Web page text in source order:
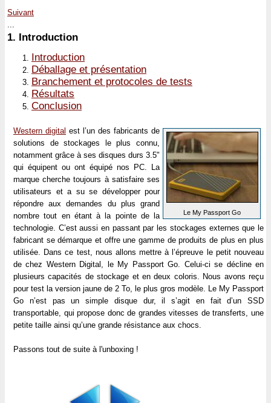
Suivant
...
1. Introduction
Introduction
Déballage et présentation
Branchement et protocoles de tests
Résultats
Conclusion
Le My Passport Go
Western digital est l’un des fabricants de
solutions de stockages le plus connu,
notamment grâce à ses disques durs 3.5"
qui équipent ou ont équipé nos PC. La
marque cherche toujours à satisfaire ses
utilisateurs et a su se développer pour
répondre aux demandes du plus grand
nombre tout en étant à la pointe de la
technologie. C’est aussi en passant par les stockages externes que le
fabricant se démarque et offre une gamme de produits de plus en plus
utilisée. Dans ce test, nous allons mettre à l’épreuve le petit nouveau
de chez Western Digital, le My Passport Go. Celui-ci se décline en
plusieurs capacités de stockage et en deux coloris. Nous avons reçu
pour test la version jaune de 2 To, le plus gros modèle. Le My Passport
Go n’est pas un simple disque dur, il s’agit en fait d’un SSD
transportable, qui propose donc de grandes vitesses de transferts, une
petite taille ainsi qu’une grande résistance aux chocs.
Passons tout de suite à l'unboxing !